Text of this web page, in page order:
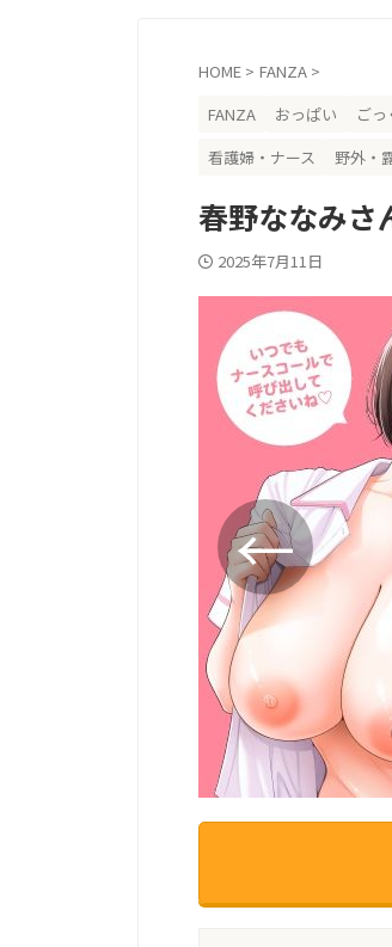
HOME > FANZA >
FANZA
おっぱい ご
看護婦・ナース
野外・
春野ななみさ
2025年7月11日